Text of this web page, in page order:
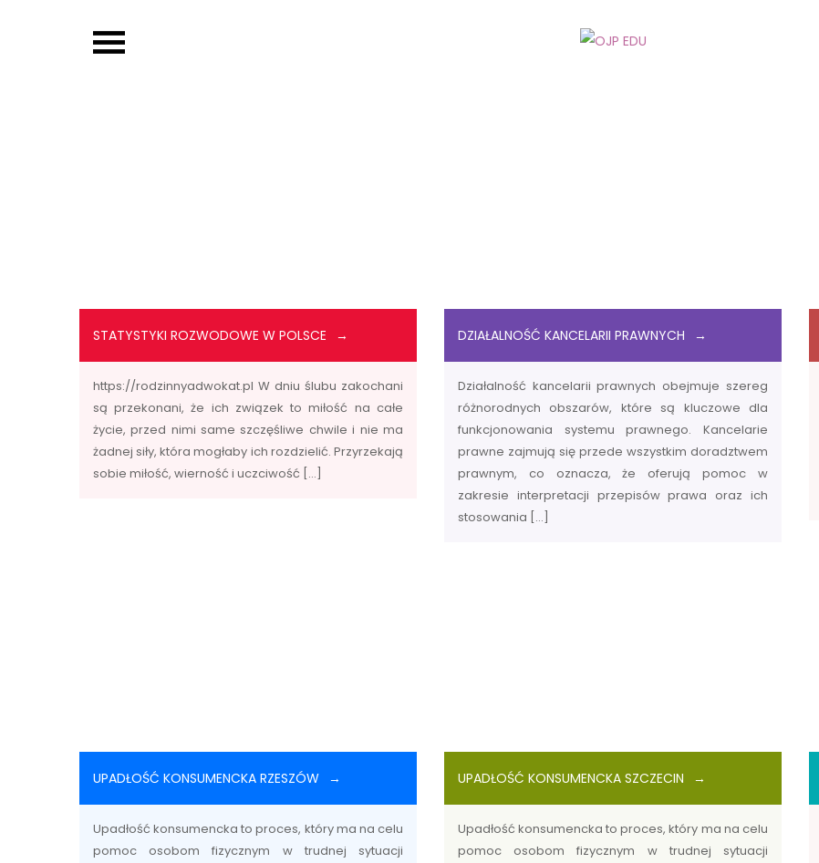
STATYSTYKI ROZWODOWE W POLSCE
https://rodzinnyadwokat.pl W dniu ślubu zakochani
są przekonani, że ich związek to miłość na całe
życie, przed nimi same szczęśliwe chwile i nie ma
żadnej siły, która mogłaby ich rozdzielić. Przyrzekają
sobie miłość, wierność i uczciwość […]
DZIAŁALNOŚĆ KANCELARII PRAWNYCH
Działalność kancelarii prawnych obejmuje szereg
różnorodnych obszarów, które są kluczowe dla
funkcjonowania systemu prawnego. Kancelarie
prawne zajmują się przede wszystkim doradztwem
prawnym, co oznacza, że oferują pomoc w
zakresie interpretacji przepisów prawa oraz ich
stosowania […]
UPADŁOŚĆ KONSUMENCKA RZESZÓW
Upadłość konsumencka to proces, który ma na celu
pomoc osobom fizycznym w trudnej sytuacji
UPADŁOŚĆ KONSUMENCKA SZCZECIN
Upadłość konsumencka to proces, który ma na celu
pomoc osobom fizycznym w trudnej sytuacji